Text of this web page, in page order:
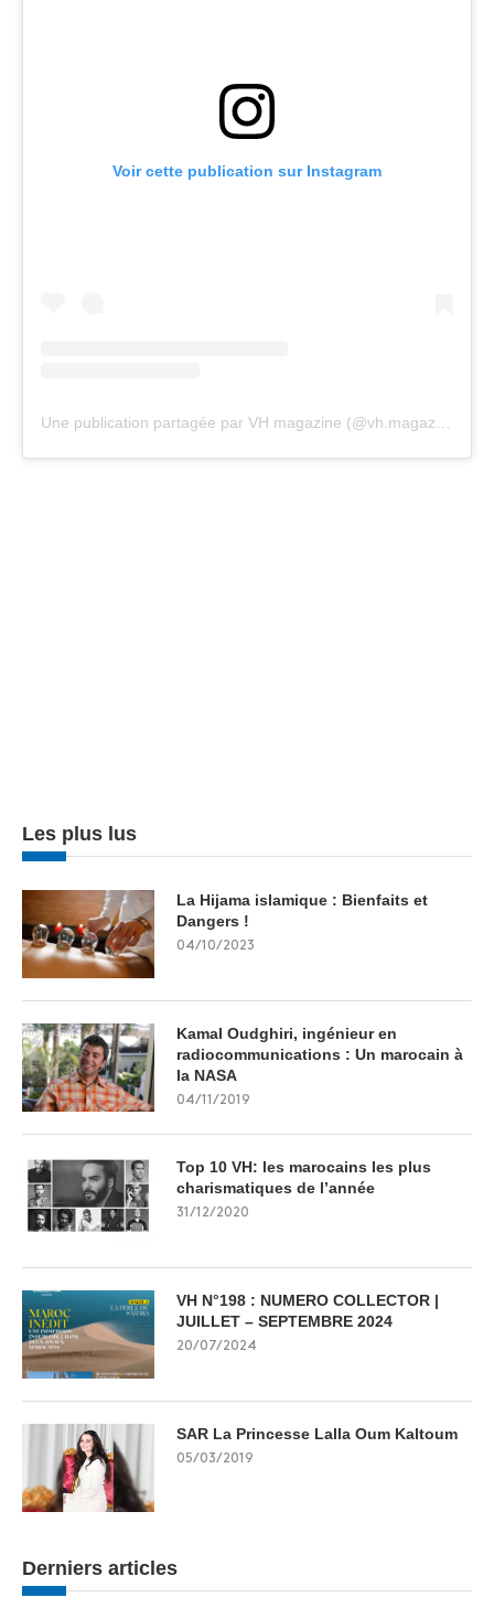
Voir cette publication sur Instagram
Une publication partagée par VH magazine (@vh.magazine)
Les plus lus
La Hijama islamique : Bienfaits et
Dangers !
04/10/2023
Kamal Oudghiri, ingénieur en
radiocommunications : Un marocain à
la NASA
04/11/2019
Top 10 VH: les marocains les plus
charismatiques de l’année
31/12/2020
VH N°198 : NUMERO COLLECTOR |
JUILLET – SEPTEMBRE 2024
20/07/2024
SAR La Princesse Lalla Oum Kaltoum
05/03/2019
Derniers articles